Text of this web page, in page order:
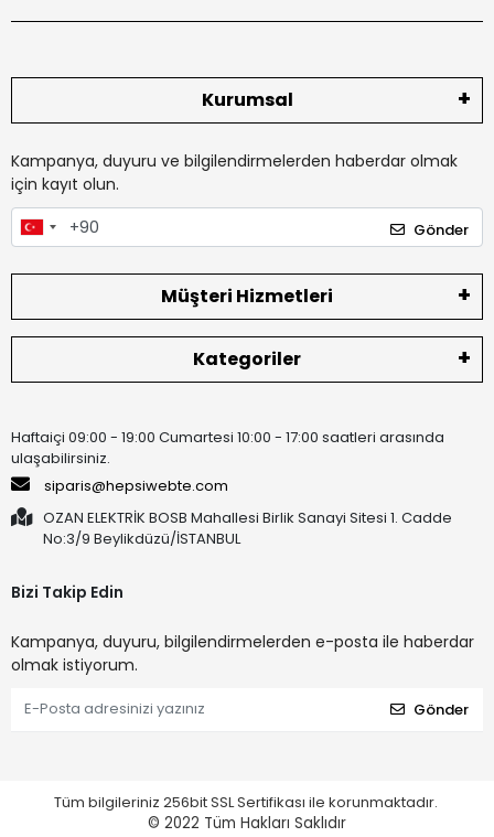
Kurumsal
Kampanya, duyuru ve bilgilendirmelerden haberdar olmak
için kayıt olun.
Gönder
Müşteri Hizmetleri
Kategoriler
Haftaiçi 09:00 - 19:00 Cumartesi 10:00 - 17:00 saatleri arasında
ulaşabilirsiniz.
siparis@hepsiwebte.com
OZAN ELEKTRİK BOSB Mahallesi Birlik Sanayi Sitesi 1. Cadde
No:3/9 Beylikdüzü/İSTANBUL
Bizi Takip Edin
Kampanya, duyuru, bilgilendirmelerden e-posta ile haberdar
olmak istiyorum.
Gönder
Tüm bilgileriniz 256bit SSL Sertifikası ile korunmaktadır.
© 2022 Tüm Hakları Saklıdır